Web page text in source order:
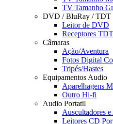
TV Tamanho
DVD / BluRay / TDT
Leitor de DVD
Receptores TDT
Câmaras
Ação/Aventura
Fotos Digital
Tripés/Hastes
Equipamentos Audio
Aparelhagens
Outro Hi-fi
Audio Portatil
Auscultadores
Leitores CD